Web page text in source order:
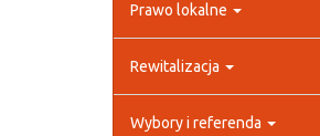
Prawo lokalne
Rewitalizacja
Wybory i referenda